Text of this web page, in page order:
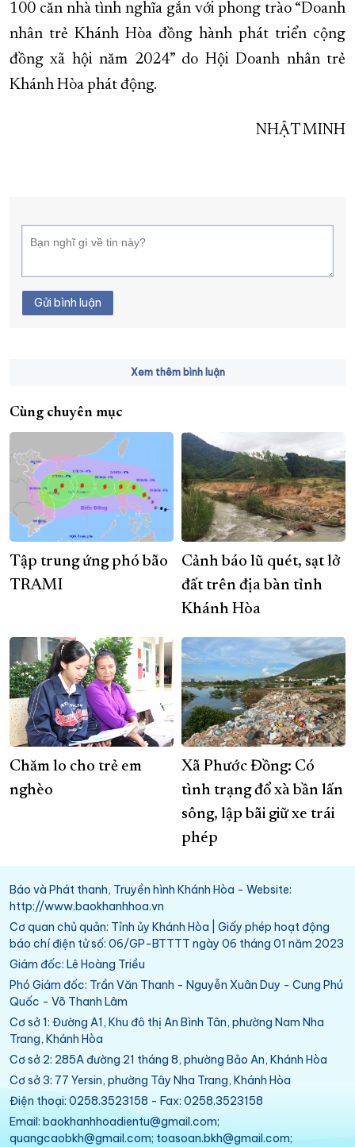
100 căn nhà tình nghĩa gắn với phong trào “Doanh
nhân trẻ Khánh Hòa đồng hành phát triển cộng
đồng xã hội năm 2024” do Hội Doanh nhân trẻ
Khánh Hòa phát động.
NHẬT MINH
Gửi bình luận
Xem thêm bình luận
Cùng chuyên mục
Tập trung ứng phó bão
TRAMI
Cảnh báo lũ quét, sạt lở
đất trên địa bàn tỉnh
Khánh Hòa
Chăm lo cho trẻ em
nghèo
Xã Phước Đồng: Có
tình trạng đổ xà bần lấn
sông, lập bãi giữ xe trái
phép
Báo và Phát thanh, Truyền hình Khánh Hòa - Website:
http://www.baokhanhhoa.vn
Cơ quan chủ quản: Tỉnh ủy Khánh Hòa | Giấy phép hoạt động
báo chí điện tử số: 06/GP-BTTTT ngày 06 tháng 01 năm 2023
Giám đốc: Lê Hoàng Triều
Phó Giám đốc: Trần Văn Thanh - Nguyễn Xuân Duy - Cung Phú
Quốc - Võ Thanh Lâm
Cơ sở 1: Đường A1, Khu đô thị An Bình Tân, phường Nam Nha
Trang, Khánh Hòa
Cơ sở 2: 285A đường 21 tháng 8, phường Bảo An, Khánh Hòa
Cơ sở 3: 77 Yersin, phường Tây Nha Trang, Khánh Hòa
Điện thoại: 0258.3523158 - Fax: 0258.3523158
Email: baokhanhhoadientu@gmail.com;
quangcaobkh@gmail.com; toasoan.bkh@gmail.com;